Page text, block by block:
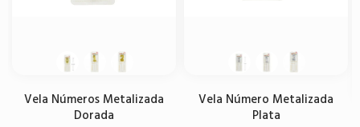
Vela Números Metalizada
Dorada
Vela Número Metalizada
Plata